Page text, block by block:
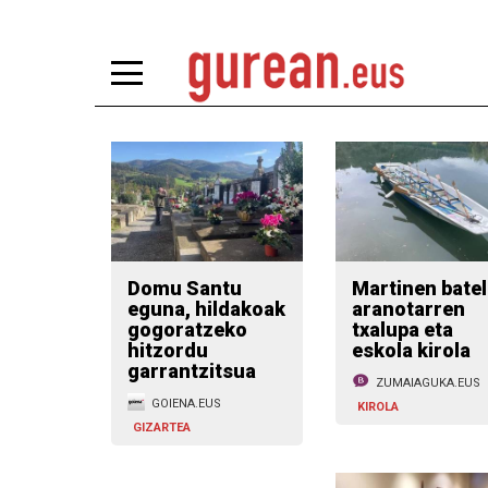
Domu Santu
eguna, hildakoak
gogoratzeko
hitzordu
garrantzitsua
GOIENA.EUS
GIZARTEA
Martinen
aranotarren
txalupa eta
eskola kirola
ZUMAIAGUKA.EUS
KIROLA